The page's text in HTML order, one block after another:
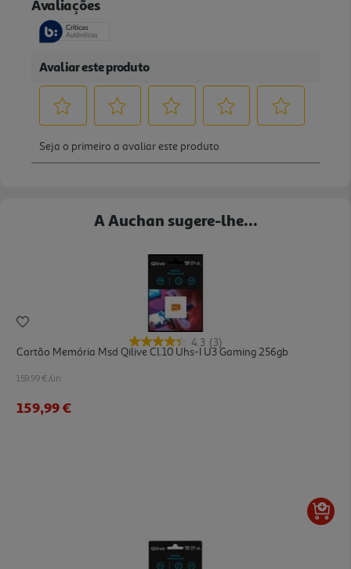
A Auchan sugere-lhe...
4.3 (3)
Cartão Memória Msd Qilive Cl.10 Uhs-I U3 Gaming 256gb
159.99 €/un
159,99 €